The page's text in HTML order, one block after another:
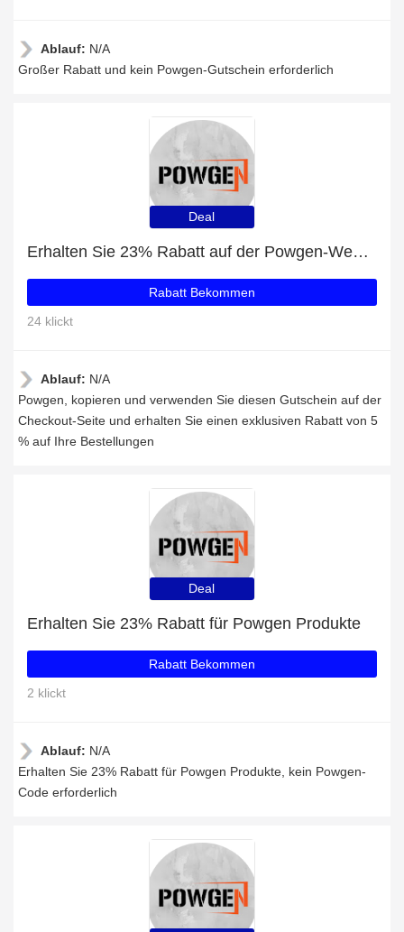
Ablauf: N/A
Großer Rabatt und kein Powgen-Gutschein erforderlich
Deal
Erhalten Sie 23% Rabatt auf der Powgen-Website
Rabatt Bekommen
24 klickt
Ablauf: N/A
Powgen, kopieren und verwenden Sie diesen Gutschein auf der
Checkout-Seite und erhalten Sie einen exklusiven Rabatt von 5
% auf Ihre Bestellungen
Deal
Erhalten Sie 23% Rabatt für Powgen Produkte
Rabatt Bekommen
2 klickt
Ablauf: N/A
Erhalten Sie 23% Rabatt für Powgen Produkte, kein Powgen-
Code erforderlich